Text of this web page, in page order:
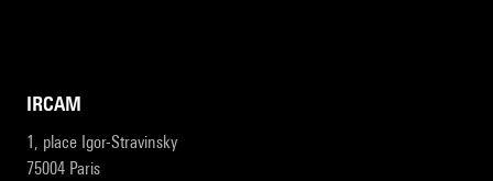
IRCAM
1, place Igor-Stravinsky
75004 Paris